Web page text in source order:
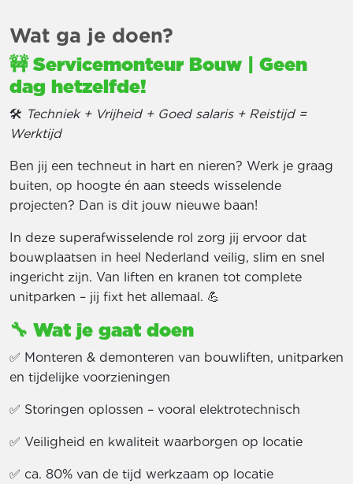
Wat ga je doen?
🚧Servicemonteur Bouw | Geen
dag hetzelfde!
🛠 Techniek + Vrijheid + Goed salaris + Reistijd =
Werktijd
Ben jij een techneut in hart en nieren? Werk je graag
buiten, op hoogte én aan steeds wisselende
projecten? Dan is dit jouw nieuwe baan!
In deze superafwisselende rol zorg jij ervoor dat
bouwplaatsen in heel Nederland veilig, slim en snel
ingericht zijn. Van liften en kranen tot complete
unitparken – jij fixt het allemaal. 💪
🔧 Wat je gaat doen
✅ Monteren & demonteren van bouwliften, unitparken
en tijdelijke voorzieningen
✅ Storingen oplossen – vooral elektrotechnisch
✅ Veiligheid en kwaliteit waarborgen op locatie
✅ ca. 80% van de tijd werkzaam op locatie